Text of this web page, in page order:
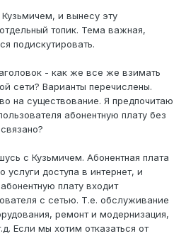
и вынесу эту
топик. Тема важная,
подискутировать.
- как же все же взимать
сети? Варианты перечислены.
на существование. Я предпочитаю
абонентную плату без
с Кузьмичем. Абонентная плата
услуги доступа в интернет, и
плату входит
с сетью. Т.е. обслуживание
ремонт и модернизация,
Если мы хотим отказаться от